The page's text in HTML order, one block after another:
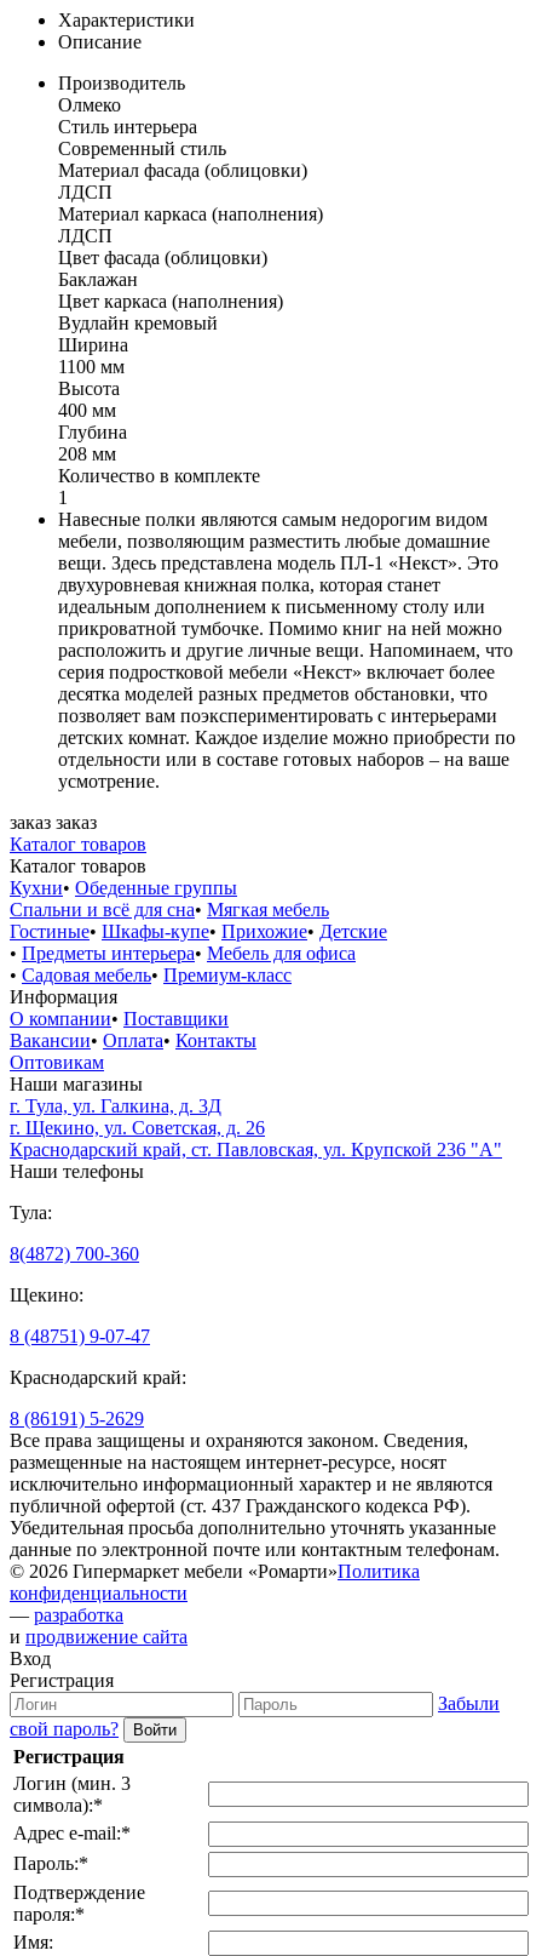
Характеристики
Описание
Производитель
Олмеко
Стиль интерьера
Современный стиль
Материал фасада (облицовки)
ЛДСП
Материал каркаса (наполнения)
ЛДСП
Цвет фасада (облицовки)
Баклажан
Цвет каркаса (наполнения)
Вудлайн кремовый
Ширина
1100 мм
Высота
400 мм
Глубина
208 мм
Количество в комплекте
1
Навесные полки являются самым недорогим видом
мебели, позволяющим разместить любые домашние
вещи. Здесь представлена модель ПЛ-1 «Некст». Это
двухуровневая книжная полка, которая станет
идеальным дополнением к письменному столу или
прикроватной тумбочке. Помимо книг на ней можно
расположить и другие личные вещи. Напоминаем, что
серия подростковой мебели «Некст» включает более
десятка моделей разных предметов обстановки, что
позволяет вам поэкспериментировать с интерьерами
детских комнат. Каждое изделие можно приобрести по
отдельности или в составе готовых наборов – на ваше
усмотрение.
заказ заказ
Каталог товаров
Каталог товаров
Кухни• Обеденные группы
Спальни и всё для сна• Мягкая мебель
Гостиные• Шкафы-купе• Прихожие• Детские
• Предметы интерьера• Мебель для офиса
• Садовая мебель• Премиум-класс
Информация
О компании• Поставщики
Вакансии• Оплата• Контакты
Оптовикам
Наши магазины
г. Тула, ул. Галкина, д. 3Д
г. Щекино, ул. Советская, д. 26
Краснодарский край, ст. Павловская, ул. Крупской 236 "А"
Наши телефоны
Тула:
8(4872) 700-360
Щекино:
8 (48751) 9-07-47
Краснодарский край:
8 (86191) 5-2629
Все права защищены и охраняются законом. Сведения,
размещенные на настоящем интернет-ресурсе, носят
исключительно информационный характер и не являются
публичной офертой (ст. 437 Гражданского кодекса РФ).
Убедительная просьба дополнительно уточнять указанные
данные по электронной почте или контактным телефонам.
© 2026 Гипермаркет мебели «Ромарти»Политика
конфиденциальности
— разработка
и продвижение сайта
Вход
Регистрация
Забыли
свой пароль?
Регистрация
Логин (мин. 3
символа):*
Адрес e-mail:*
Пароль:*
Подтверждение
пароля:*
Имя: